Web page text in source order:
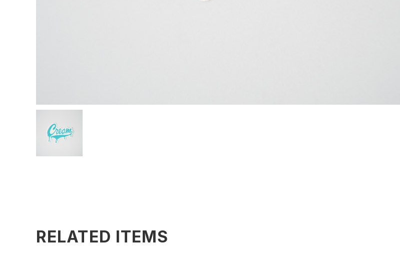
RELATED ITEMS